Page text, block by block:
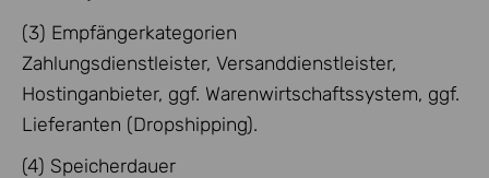
(3) Empfängerkategorien
Zahlungsdienstleister, Versanddienstleister,
Hostinganbieter, ggf. Warenwirtschaftssystem, ggf.
Lieferanten (Dropshipping).
(4) Speicherdauer